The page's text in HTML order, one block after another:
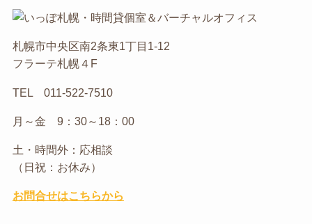
札幌市中央区南2条東1丁目1-12
フラーテ札幌４F
TEL 011-522-7510
月～金 9：30～18：00
土・時間外：応相談
（日祝：お休み）
お問合せはこちらから